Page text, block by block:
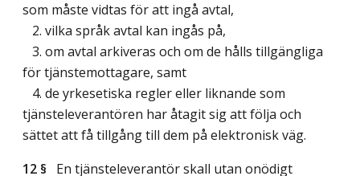
som måste vidtas för att ingå avtal,
2. vilka språk avtal kan ingås på,
3. om avtal arkiveras och om de hålls tillgängliga
för tjänstemottagare, samt
4. de yrkesetiska regler eller liknande som
tjänsteleverantören har åtagit sig att följa och
sättet att få tillgång till dem på elektronisk väg.
12 § En tjänsteleverantör skall utan onödigt